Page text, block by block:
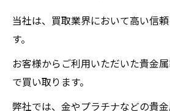
当社は、買取業界において高い信
す。
お客様からご利用いただいた貴金
で買い取ります。
弊社では、金やプラチナなどの貴